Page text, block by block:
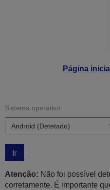
Página
Sistema operativo:
Ir
Atenção: Não foi possível
corretamente. É importante